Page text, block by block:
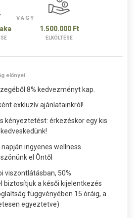
VAGY
1.500.000 Ft
ELKÖLTÉSE
előnyei
8% kedvezményt kap.
exkluzív ajánlatainkról!
kényeztetést: érkezéskor egy kis
ingyenes wellness
el Öntől
viszontlátásban, 50%
biztosítjuk a késői kijelentkezés
függvényében 15 óráig, a
egyeztetve)